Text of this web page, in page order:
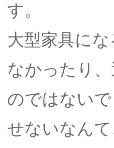
す。
大型家具に
なかったり
のではない
せないなん